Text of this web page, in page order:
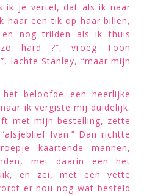
ik je vertel, dat als ik naar
haar een tik op haar billen,
nog trilden als ik thuis
hard ?”, vroeg Toon
lachte Stanley, “maar mijn
beloofde een heerlijke
ik vergiste mij duidelijk.
met mijn bestelling, zette
Ivan.” Dan richtte
kaartende mannen,
met daarin een het
en zei, met een vette
er nou nog wat besteld